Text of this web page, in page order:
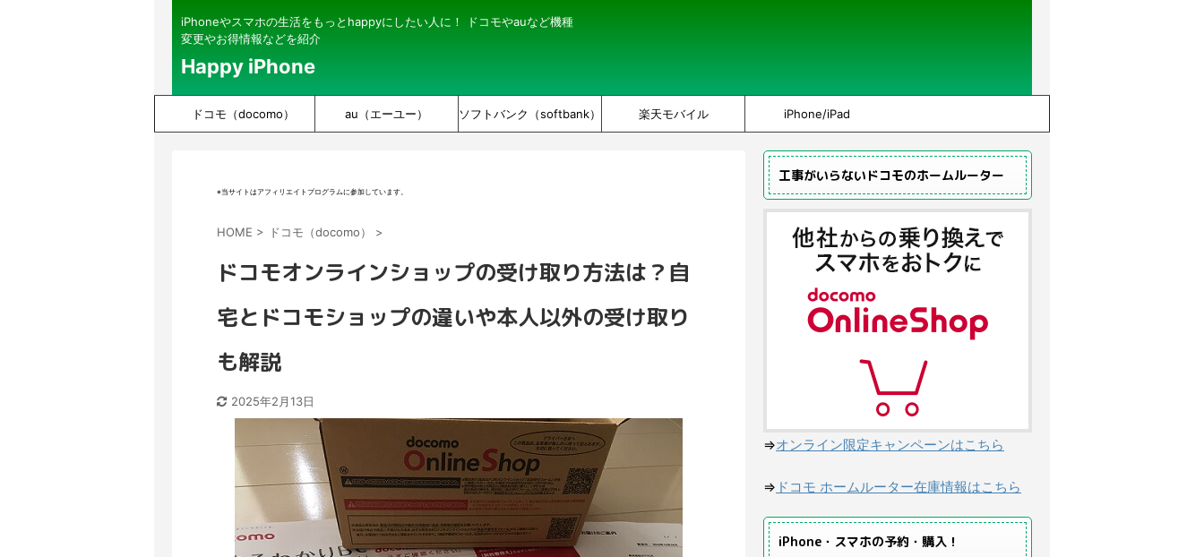
iPhoneやスマホの生活をもっとhappyにしたい人に！ ドコモやauなど機種
変更やお得情報などを紹介
Happy iPhone
ドコモ（docomo） au（エーユー） ソフトバンク（softbank） 楽天モバイル iPhone/iPad
※当サイトはアフィリエイトプログラムに参加しています。
HOME > ドコモ（docomo） >
ドコモオンラインショップの受け取り方法は？自
宅とドコモショップの違いや本人以外の受け取り
も解説
2025年2月13日
工事がいらないドコモのホームルーター
⇒オンライン限定キャンペーンはこちら
⇒ ドコモ ホームルーター在庫情報はこちら
iPhone・スマホの予約・購入！